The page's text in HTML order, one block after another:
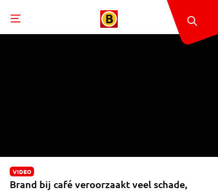
VIDEO
Brand bij café veroorzaakt veel schade,